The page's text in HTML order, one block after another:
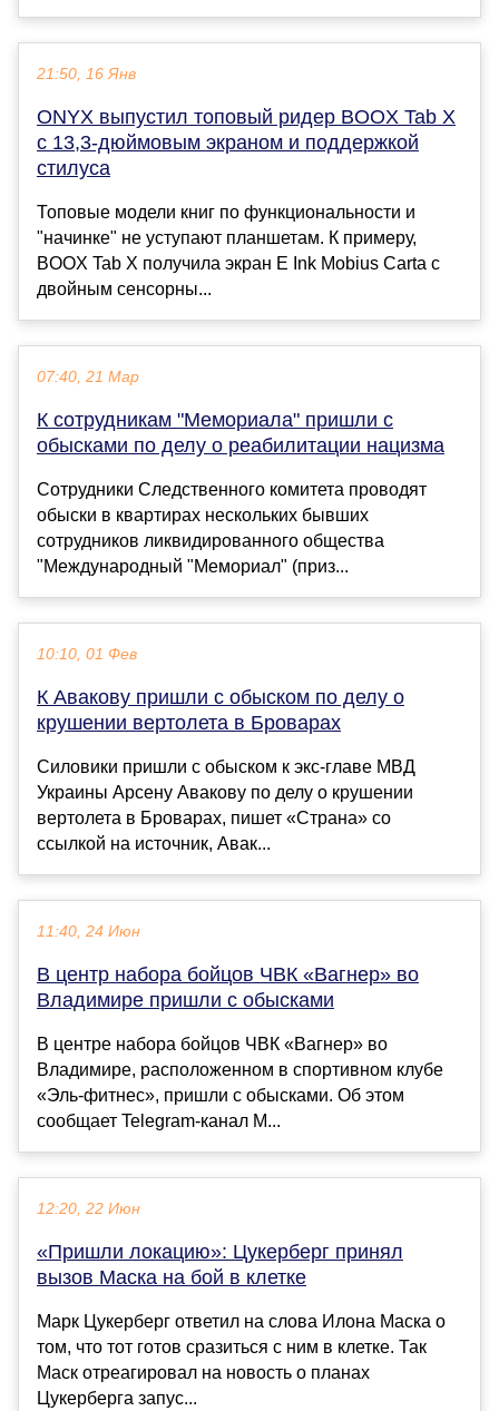
21:50, 16 Янв
ONYX выпустил топовый ридер BOOX Tab X
с 13,3-дюймовым экраном и поддержкой
стилуса
Топовые модели книг по функциональности и
"начинке" не уступают планшетам. К примеру,
BOOX Tab X получила экран E Ink Mobius Carta с
двойным сенсорны...
07:40, 21 Мар
К сотрудникам "Мемориала" пришли с
обысками по делу о реабилитации нацизма
Сотрудники Следственного комитета проводят
обыски в квартирах нескольких бывших
сотрудников ликвидированного общества
"Международный "Мемориал" (приз...
10:10, 01 Фев
К Авакову пришли с обыском по делу о
крушении вертолета в Броварах
Силовики пришли с обыском к экс-главе МВД
Украины Арсену Авакову по делу о крушении
вертолета в Броварах, пишет «Страна» со
ссылкой на источник, Авак...
11:40, 24 Июн
В центр набора бойцов ЧВК «Вагнер» во
Владимире пришли с обысками
В центре набора бойцов ЧВК «Вагнер» во
Владимире, расположенном в спортивном клубе
«Эль-фитнес», пришли с обысками. Об этом
сообщает Telegram-канал M...
12:20, 22 Июн
«Пришли локацию»: Цукерберг принял
вызов Маска на бой в клетке
Марк Цукерберг ответил на слова Илона Маска о
том, что тот готов сразиться с ним в клетке. Так
Маск отреагировал на новость о планах
Цукерберга запус...